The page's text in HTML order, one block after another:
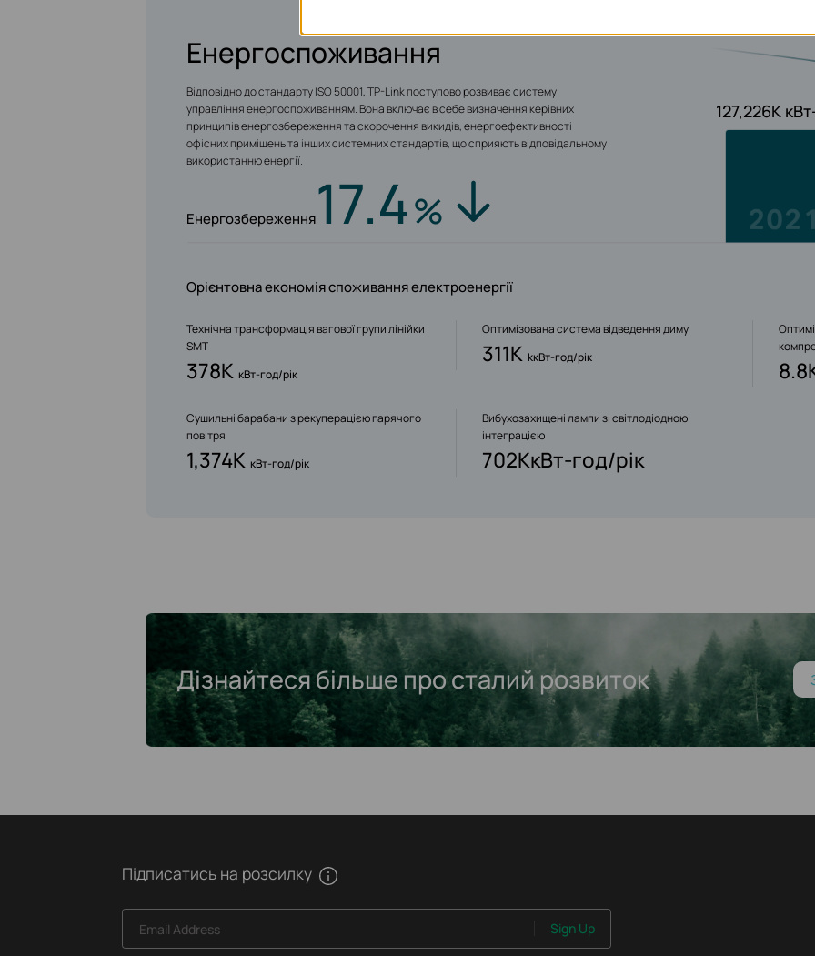
Енергоспоживання
Відповідно до стандарту ISO 50001, TP-Link поступово розвиває систему
управління енергоспоживанням. Вона включає в себе визначення керівних
принципів енергозбереження та скорочення викидів, енергоефективності
офісних приміщень та інших системних стандартів, що сприяють відповідальному
використанню енергії.
Енергозбереження17.4%
127,226K
Орієнтовна економія споживання електроенергії
Технічна трансформація вагової групи лінійки
SMT
378K кВт-год/рік
Оптимізована система відведення диму
311KkкВт-год/рік
Сушильні барабани з рекуперацією гарячого
повітря
1,374K кВт-год/рік
Вибухозахищені лампи зі світлодіодною
інтеграцією
702KкВт-год/рік
Дізнайтеся більше про сталий розвиток
Підписатись на розсилку
Email Address Sign Up